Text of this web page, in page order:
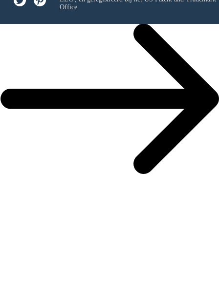
Office